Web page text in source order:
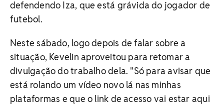
defendendo Iza, que está grávida do jogador de
futebol.
Neste sábado, logo depois de falar sobre a
situação, Kevelin aproveitou para retomar a
divulgação do trabalho dela. "Só para avisar que
está rolando um vídeo novo lá nas minhas
plataformas e que o link de acesso vai estar aqui